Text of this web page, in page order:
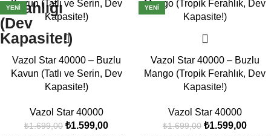
YENI
Vazol Star 40000 – Buzlu
Kavun (Tatlı ve Serin, Dev
Kapasite!)
Vazol Star 40000
₺1.699,00 ₺1.599,00
YENI
Vazol Star 40000 – Buzlu
Mango (Tropik Ferahlık, Dev
Kapasite!)
Vazol Star 40000
₺1.699,00 ₺1.599,00